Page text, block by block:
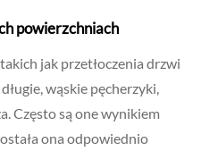
powierzchniach
jak przetłoczenia drzwi
wąskie pęcherzyki,
Często są one wynikiem
ona odpowiednio